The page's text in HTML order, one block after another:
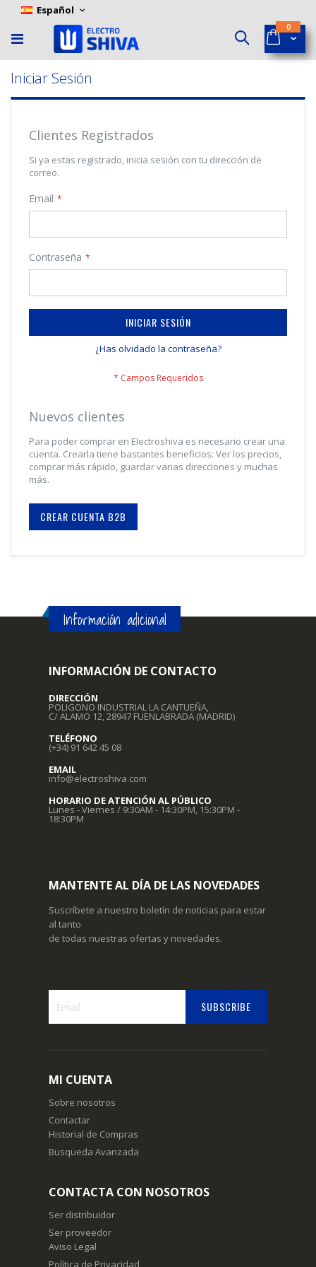
Skip
to
Content
LanguageEspañol
Cart
0ítems
Buscar
Iniciar Sesión
Clientes Registrados
Si ya estas registrado, inicia sesión con tu dirección de
correo.
Email
Contraseña
INICIAR SESIÓN
¿Has olvidado la contraseña?
Nuevos clientes
Para poder comprar en Electroshiva es necesario crear una
cuenta. Crearla tiene bastantes beneficios: Ver los precios,
comprar más rápido, guardar varias direcciones y muchas
más.
CREAR CUENTA B2B
Información adicional
INFORMACIÓN DE CONTACTO
DIRECCIÓN
POLIGONO INDUSTRIAL LA CANTUEÑA,
C/ ALAMO 12, 28947 FUENLABRADA (MADRID)
TELÉFONO
(+34) 91 642 45 08
EMAIL
info@electroshiva.com
HORARIO DE ATENCIÓN AL PÚBLICO
Lunes - Viernes / 9:30AM - 14:30PM, 15:30PM -
18:30PM
MANTENTE AL DÍA DE LAS NOVEDADES
Suscríbete a nuestro boletín de noticias para estar
al tanto
de todas nuestras ofertas y novedades.
de
noticias:
SUBSCRIBE
MI CUENTA
Sobre nosotros
Contactar
Historial de Compras
Busqueda Avanzada
CONTACTA CON NOSOTROS
Ser distribuidor
Ser proveedor
Aviso Legal